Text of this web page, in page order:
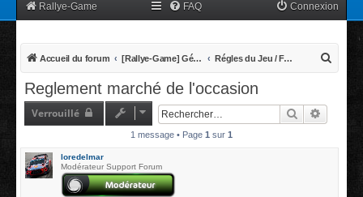
Rallye-Game FAQ Connexion
Accueil du forum [Rallye-Game] Généralités Régles du Jeu / FAQ Foire aux Questions
Reglement marché de l'occasion
Verrouillé Rechercher
1 message • Page 1 sur 1
loredelmar
Modérateur Support Forum